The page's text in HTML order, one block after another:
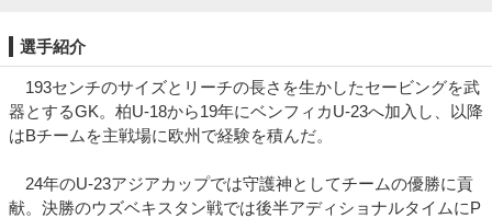
選手紹介
193センチのサイズとリーチの長さを生かしたセービングを武
器とするGK。柏U-18から19年にベンフィカU-23へ加入し、以降
はBチームを主戦場に欧州で経験を積んだ。
24年のU-23アジアカップでは守護神としてチームの優勝に貢
献。決勝のウズベキスタン戦では後半アディショナルタイムにP